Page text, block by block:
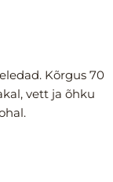
Kõrgus 70
vett ja õhku